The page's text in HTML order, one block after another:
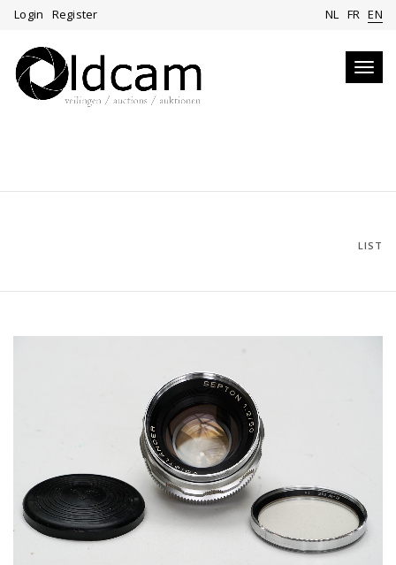
Login Register NL FR EN
LIST